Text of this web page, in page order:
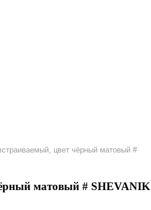
цвет чёрный матовый #
матовый # SHEVANIK